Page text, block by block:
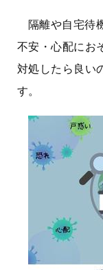
隔離や自宅待
不安・心配にお
対処したら良い
す。